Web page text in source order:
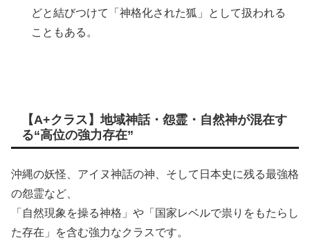
どと結びつけて「神格化された狐」として扱われる
こともある。
【A+クラス】地域神話・怨霊・自然神が混在す
る“高位の強力存在”
沖縄の妖怪、アイヌ神話の神、そして日本史に残る最強格
の怨霊など、
「自然現象を操る神格」や「国家レベルで祟りをもたらし
た存在」を含む強力なクラスです。